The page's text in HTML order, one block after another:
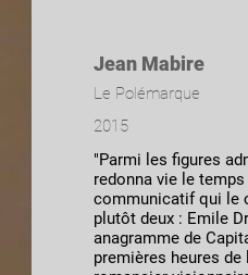
Jean Mabire
Le Polémarque
2015
"Parmi les figures
redonna vie le
communicatif qui le
plutôt deux : Emile
anagramme de
premières heures